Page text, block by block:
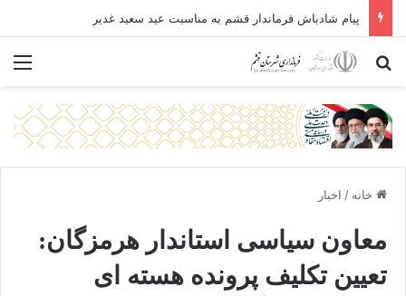
پیام شادباش فرماندار قشم به مناسبت عید سعید غدیر
جستجو برای
خانه / اخبار
معاون سیاسی استاندار هرمزگان:
تعیین تکلیف پرونده هسته ای